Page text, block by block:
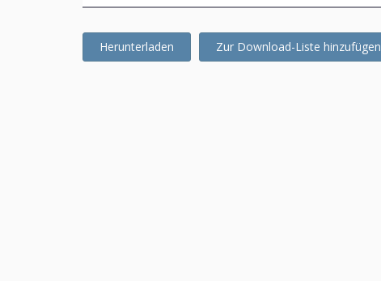
Herunterladen Zur Download-Liste hinzufügen